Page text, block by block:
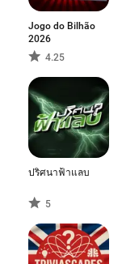
Jogo do Bilhão
2026
4.25
ปริศนาฟ้าแลบ
5